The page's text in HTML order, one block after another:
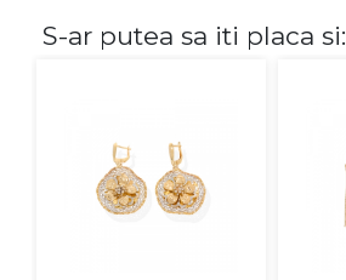
Diamante
S-ar putea sa iti placa si: